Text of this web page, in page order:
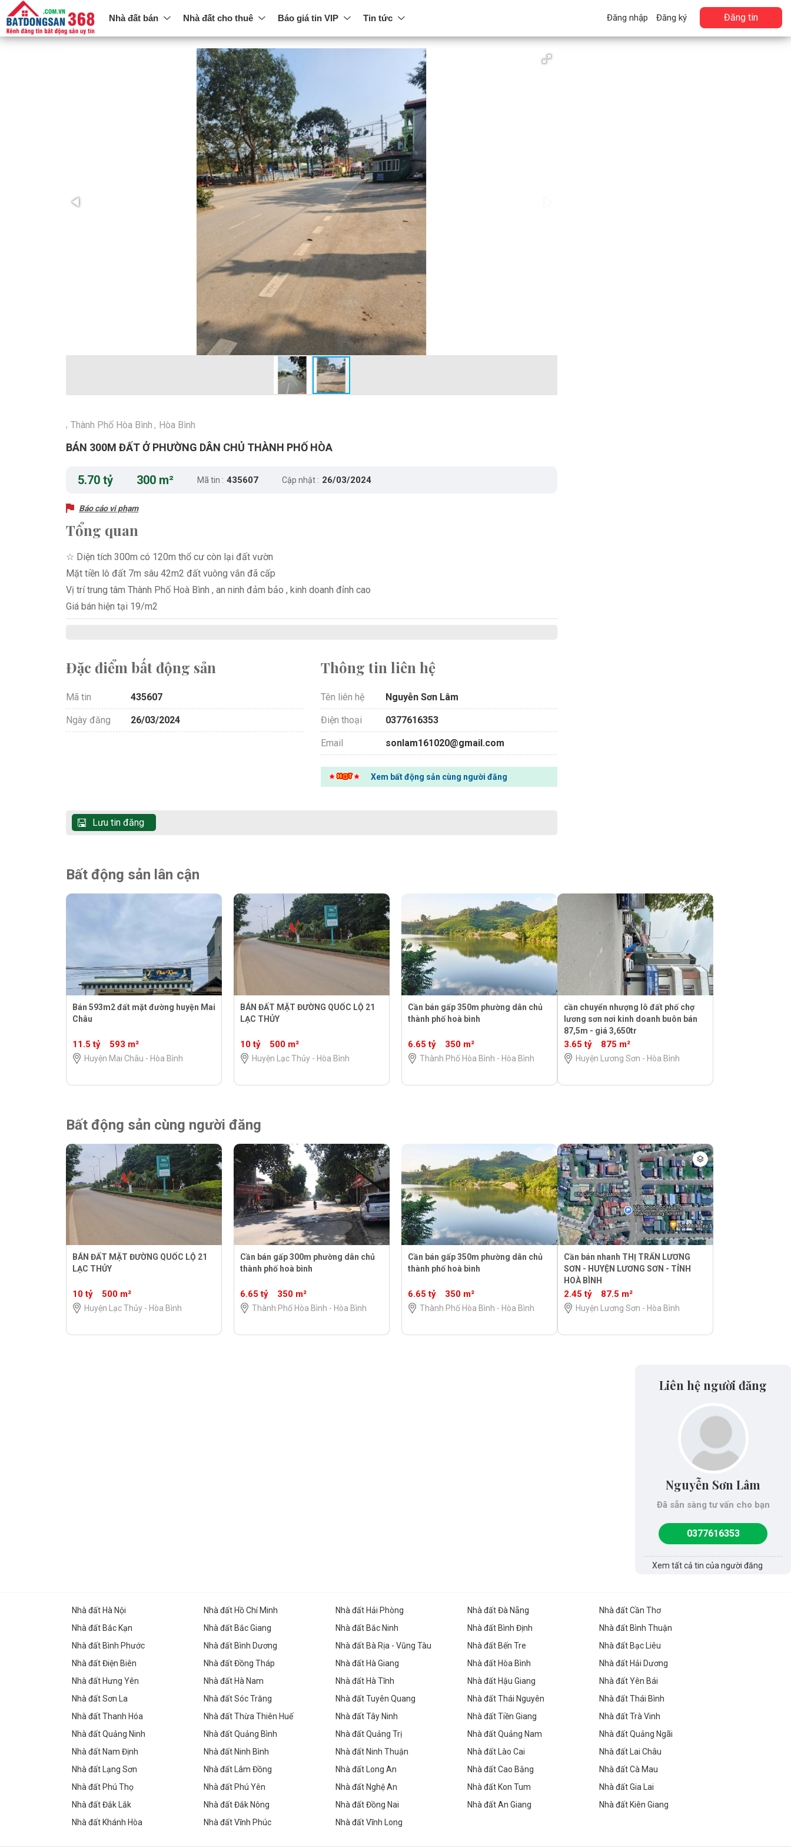
Đăng nhập Đăng ký Đăng tin
Nhà đất bán Nhà đất cho thuê Báo giá tin VIP Tin tức
, Thành Phố Hòa Bình , Hòa Bình
BÁN 300M ĐẤT Ở PHƯỜNG DÂN CHỦ THÀNH PHỐ HÒA
5.70 tỷ 300 m² Mã tin : 435607 Cập nhật : 26/03/2024
Báo cáo vi phạm
Tổng quan
☆ Diện tích 300m có 120m thổ cư còn lại đất vườn
Mặt tiền lô đất 7m sâu 42m2 đất vuông vắn đã cấp
Vị trí trung tâm Thành Phố Hoà Bình , an ninh đảm bảo , kinh doanh đỉnh cao
Giá bán hiện tại 19/m2
Đặc điểm bất động sản
Mã tin 435607
Ngày đăng 26/03/2024
Thông tin liên hệ
Tên liên hệ Nguyễn Sơn Lâm
Điện thoại 0377616353
Email sonlam161020@gmail.com
Xem bất động sản cùng người đăng
Lưu tin đăng
Bất động sản lân cận
Bán 593m2 đất mặt đường huyện Mai
Châu
11.5 tỷ 593 m²
Huyện Mai Châu - Hòa Bình
BÁN ĐẤT MẶT ĐƯỜNG QUỐC LỘ 21
LẠC THỦY
10 tỷ 500 m²
Huyện Lạc Thủy - Hòa Bình
Cần bán gấp 350m phường dân chủ
thành phố hoà bình
6.65 tỷ 350 m²
Thành Phố Hòa Bình - Hòa Bình
cần chuyển nhượng lô đất phố chợ
lương sơn nơi kinh doanh buôn bán
87,5m - giá 3,650tr
3.65 tỷ 875 m²
Huyện Lương Sơn - Hòa Bình
Bất động sản cùng người đăng
BÁN ĐẤT MẶT ĐƯỜNG QUỐC LỘ 21
LẠC THỦY
10 tỷ 500 m²
Huyện Lạc Thủy - Hòa Bình
Cần bán gấp 300m phường dân chủ
thành phố hoà bình
6.65 tỷ 350 m²
Thành Phố Hòa Bình - Hòa Bình
Cần bán gấp 350m phường dân chủ
thành phố hoà bình
6.65 tỷ 350 m²
Thành Phố Hòa Bình - Hòa Bình
Cần bán nhanh THỊ TRẤN LƯƠNG
SƠN - HUYỆN LƯƠNG SƠN - TỈNH
HOÀ BÌNH
2.45 tỷ 87.5 m²
Huyện Lương Sơn - Hòa Bình
Liên hệ người đăng
Nguyễn Sơn Lâm
Đã sẵn sàng tư vấn cho bạn
0377616353
Xem tất cả tin của người đăng
Nhà đất Hà Nội Nhà đất Hồ Chí Minh Nhà đất Hải Phòng Nhà đất Đà Nẵng
Nhà đất Cần Thơ
Nhà đất Bắc Kạn
Nhà đất Bắc Giang Nhà đất Bắc Ninh Nhà đất Bình Định
Nhà đất Bình Thuận
Nhà đất Bình Phước
Nhà đất Bình Dương Nhà đất Bà Rịa - Vũng Tàu Nhà đất Bến Tre
Nhà đất Bạc Liêu
Nhà đất Điện Biên
Nhà đất Đồng Tháp Nhà đất Hà Giang Nhà đất Hòa Bình
Nhà đất Hải Dương
Nhà đất Hưng Yên
Nhà đất Hà Nam Nhà đất Hà Tĩnh Nhà đất Hậu Giang
Nhà đất Yên Bái
Nhà đất Sơn La
Nhà đất Sóc Trăng Nhà đất Tuyên Quang Nhà đất Thái Nguyên
Nhà đất Thái Bình
Nhà đất Thanh Hóa
Nhà đất Thừa Thiên Huế Nhà đất Tây Ninh Nhà đất Tiền Giang
Nhà đất Trà Vinh
Nhà đất Quảng Ninh
Nhà đất Quảng Bình Nhà đất Quảng Trị Nhà đất Quảng Nam
Nhà đất Quảng Ngãi
Nhà đất Nam Định
Nhà đất Ninh Bình Nhà đất Ninh Thuận Nhà đất Lào Cai
Nhà đất Lai Châu
Nhà đất Lạng Sơn
Nhà đất Lâm Đồng Nhà đất Long An Nhà đất Cao Bằng
Nhà đất Cà Mau
Nhà đất Phú Thọ
Nhà đất Phú Yên Nhà đất Nghệ An Nhà đất Kon Tum
Nhà đất Gia Lai
Nhà đất Đắk Lắk
Nhà đất Đắk Nông Nhà đất Đồng Nai Nhà đất An Giang
Nhà đất Kiên Giang
Nhà đất Khánh Hòa
Nhà đất Vĩnh Phúc Nhà đất Vĩnh Long